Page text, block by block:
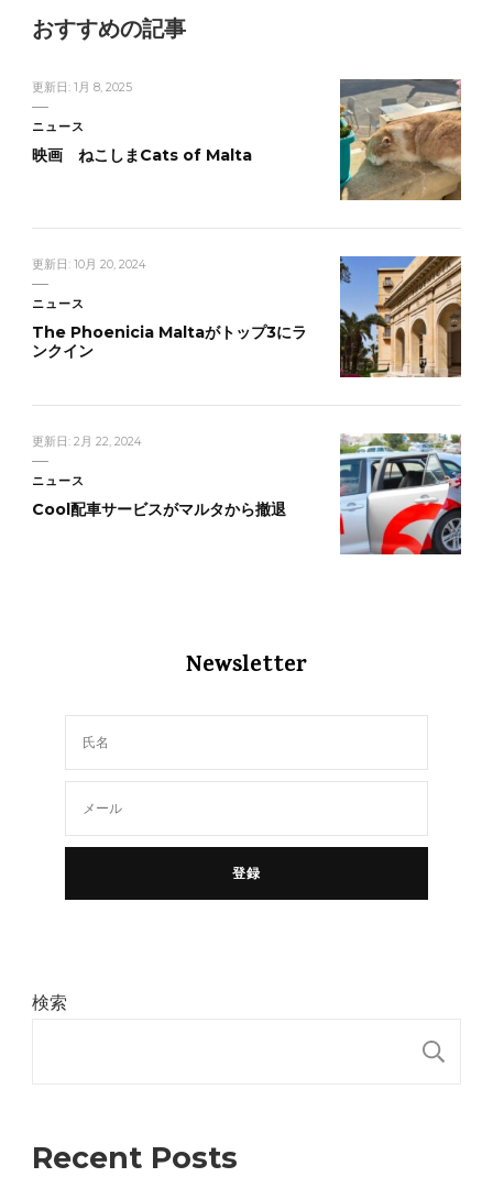
おすすめの記事
更新日: 1月 8, 2025
ニュース
映画 ねこしまCats of Malta
更新日: 10月 20, 2024
ニュース
The Phoenicia Maltaがトップ3にラ
ンクイン
更新日: 2月 22, 2024
ニュース
Cool配車サービスがマルタから撤退
Newsletter
検索
Recent Posts